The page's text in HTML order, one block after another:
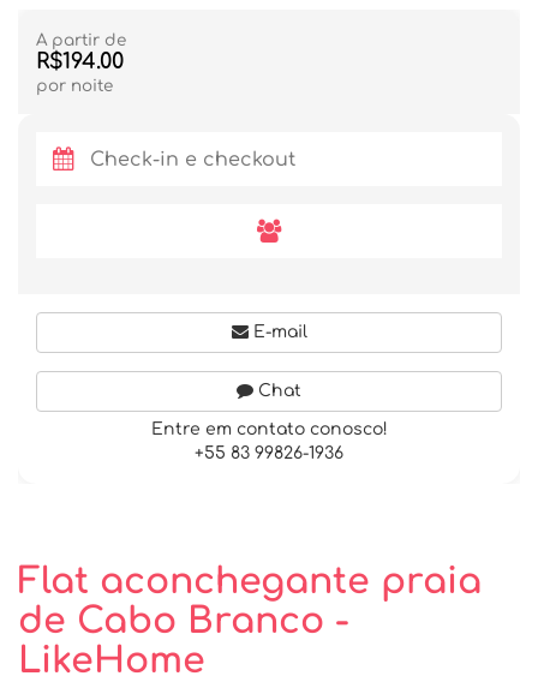
Flat aconchegante praia
de Cabo Branco -
LikeHome
A partir de
R$194.00
por noite
E-mail
Chat
Entre em contato conosco!
+55 83 99826-1936